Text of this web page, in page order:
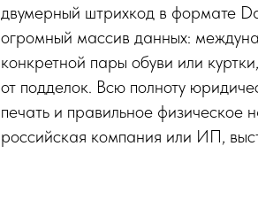
двумерный штрихкод в формате
огромный массив данных:
конкретной пары обуви или
от подделок. Всю полноту
печать и правильное физическое
российская компания или ИП,